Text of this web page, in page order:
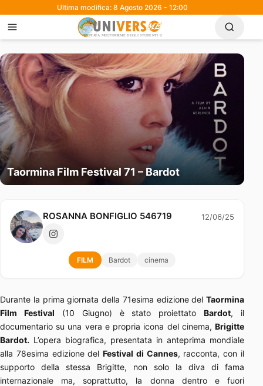
Ultima modifica: 8 Agosto 2026 - 12:00
Taormina Film Festival 71 – Bardot
ROSANNA BONFIGLIO 546719 12/06/25
FILM Bardot cinema
Durante la prima giornata della 71esima edizione del Taormina
Film Festival (10 Giugno) è stato proiettatoBardot, il
documentario su una vera e propria icona del cinema, Brigitte
Bardot. L’opera biografica, presentata in anteprima mondiale
alla 78esima edizione delFestival di Cannes, racconta, con il
supporto della stessa Brigitte, non solo la diva di fama
internazionale ma, soprattutto, la donna dentro e fuori